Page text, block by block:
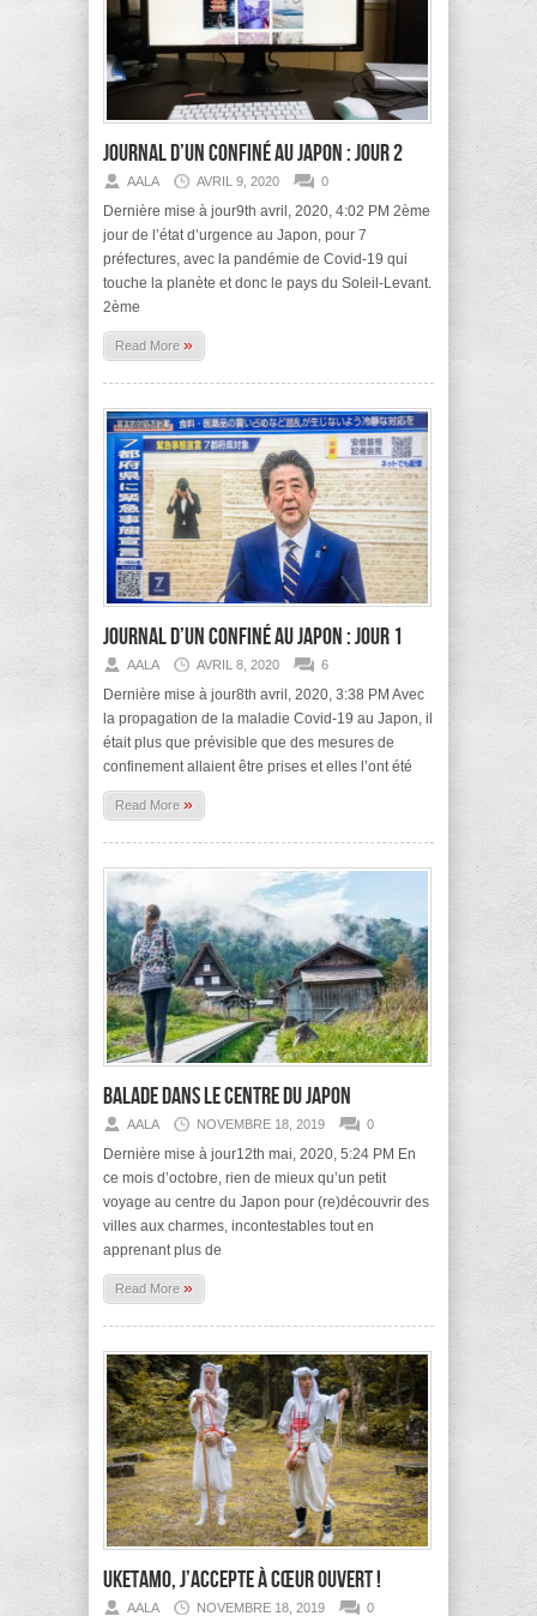
Journal d’un confiné au Japon : jour 2
AALA AVRIL 9, 2020 0
Dernière mise à jour9th avril, 2020, 4:02 PM 2ème
jour de l’état d’urgence au Japon, pour 7
préfectures, avec la pandémie de Covid-19 qui
touche la planète et donc le pays du Soleil-Levant.
2ème
Read More »
Journal d’un confiné au Japon : jour 1
AALA AVRIL 8, 2020 6
Dernière mise à jour8th avril, 2020, 3:38 PM Avec
la propagation de la maladie Covid-19 au Japon, il
était plus que prévisible que des mesures de
confinement allaient être prises et elles l’ont été
Read More »
Balade dans le centre du Japon
AALA NOVEMBRE 18, 2019 0
Dernière mise à jour12th mai, 2020, 5:24 PM En
ce mois d’octobre, rien de mieux qu’un petit
voyage au centre du Japon pour (re)découvrir des
villes aux charmes, incontestables tout en
apprenant plus de
Read More »
Uketamo, j’accepte à cœur ouvert !
AALA NOVEMBRE 18, 2019 0